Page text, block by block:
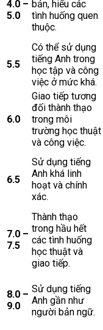
4.0 –
5.0
bản, hiểu các
tình huống quen
thuộc.
5.5
Có thể sử dụng
tiếng Anh trong
học tập và công
việc ở mức khá.
6.0
Giao tiếp tương
đối thành thạo
trong môi
trường học thuật
và công việc.
6.5
Sử dụng tiếng
Anh khá linh
hoạt và chính
xác.
7.0 –
7.5
Thành thạo
trong hầu hết
các tình huống
học thuật và
giao tiếp.
8.0 –
9.0
Sử dụng tiếng
Anh gần như
người bản ngữ.